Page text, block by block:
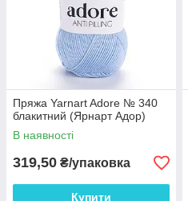
Пряжа Yarnart Adore № 340
блакитний (Ярнарт Адор)
В наявності
319,50 ₴/упаковка
Купити